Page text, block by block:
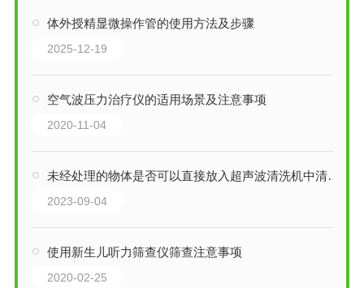
体外授精显微操作管的使用方法及步骤
2025-12-19
空气波压力治疗仪的适用场景及注意事项
2020-11-04
未经处理的物体是否可以直接放入超声波清洗机中清洗？
2023-09-04
使用新生儿听力筛查仪筛查注意事项
2020-02-25